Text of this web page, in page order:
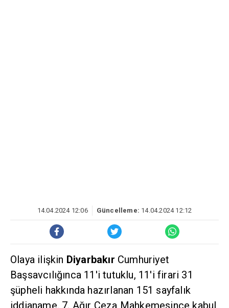
14.04.2024 12:06 Güncelleme:14.04.2024 12:12
Olaya ilişkinDiyarbakır Cumhuriyet
Başsavcılığınca 11'i tutuklu, 11'i firari 31
şüpheli hakkında hazırlanan 151 sayfalık
iddianame, 7. Ağır Ceza Mahkemesince kabul